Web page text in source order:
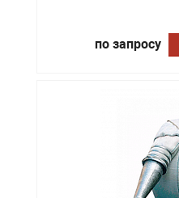
по запросу